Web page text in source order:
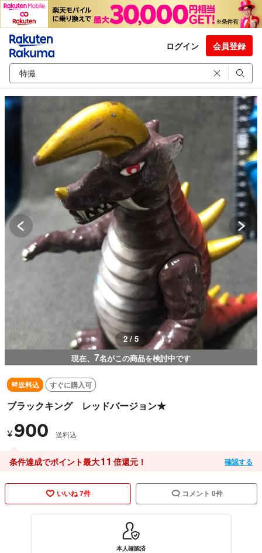
ログイン 会員登録
2 / 5
現在、 7名がこの商品を検討中です
送料込 すぐに購入可
ブラックキング レッドバージョン★
¥ 900 送料込
条件達成でポイント最大11 倍還元！ 確認する
いいね 7件 コメント 0件
本人確認済